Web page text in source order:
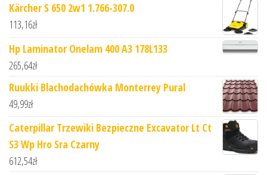
Kärcher S 650 2w1 1.766-307.0
113,16zł
Hp Laminator Onelam 400 A3 178L133
265,64zł
Ruukki Blachodachówka Monterrey Pural
49,99zł
Caterpillar Trzewiki Bezpieczne Excavator Lt Ct
S3 Wp Hro Sra Czarny
612,54zł